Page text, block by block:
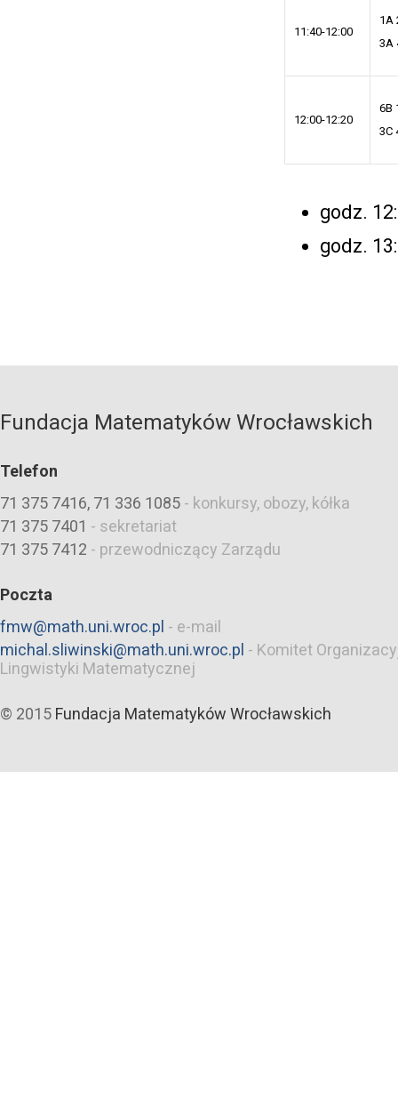
11:40-12:00
1A
3A
12:00-12:20
6B
3C
godz.
godz.
Fundacja Matematyków Wrocławskich
Telefon
71 375 7416, 71 336 1085 - konkursy, obozy, kółka
71 375 7401 - sekretariat
71 375 7412 - przewodniczący Zarządu
Poczta
fmw@math.uni.wroc.pl - e-mail
michal.sliwinski@math.uni.wroc.pl - Komitet
Lingwistyki Matematycznej
© 2015 Fundacja Matematyków Wrocławskich